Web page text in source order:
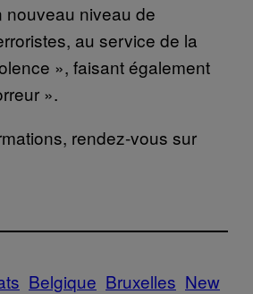
nouveau niveau de
au service de la
», faisant également
».
rendez-vous sur
Belgique Bruxelles New